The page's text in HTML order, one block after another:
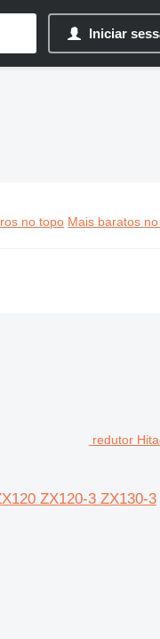
Iniciar
no topo Mais baratos
redutor
ZX120-3 ZX130-3